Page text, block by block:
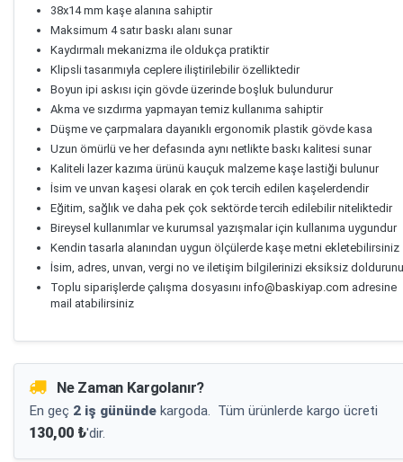
38x14 mm kaşe alanına sahiptir
Maksimum 4 satır baskı alanı sunar
Kaydırmalı mekanizma ile oldukça pratiktir
Klipsli tasarımıyla ceplere iliştirilebilir özelliktedir
Boyun ipi askısı için gövde üzerinde boşluk bulundurur
Akma ve sızdırma yapmayan temiz kullanıma sahiptir
Düşme ve çarpmalara dayanıklı ergonomik plastik gövde kasa
Uzun ömürlü ve her defasında aynı netlikte baskı kalitesi sunar
Kaliteli lazer kazıma ürünü kauçuk malzeme kaşe lastiği bulunur
İsim ve unvan kaşesi olarak en çok tercih edilen kaşelerdendir
Eğitim, sağlık ve daha pek çok sektörde tercih edilebilir niteliktedir
Bireysel kullanımlar ve kurumsal yazışmalar için kullanıma uygundur
Kendin tasarla alanından uygun ölçülerde kaşe metni ekletebilirsiniz
İsim, adres, unvan, vergi no ve iletişim bilgilerinizi eksiksiz
Toplu siparişlerde çalışma dosyasını info@baskiyap.com adresine
mail atabilirsiniz
Ne Zaman Kargolanır?
En geç 2 iş gününde kargoda. Tüm ürünlerde kargo ücreti
130,00 ₺'dir.